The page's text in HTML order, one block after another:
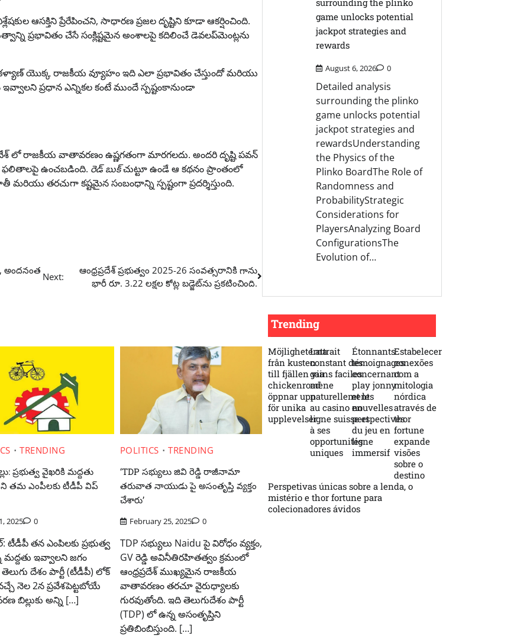
ఆసక్తిని ప్రేరేపించని, సాధారణ ప్రజల దృష్టిని కూడా ఆకర్షించింది.
ప్రభావితం చేసే సంక్లిష్టమైన అంశాలపై కదిలించే డెవలప్‌మెంట్లను
యొక్క రాజకీయ వ్యూహం ఇది ఎలా ప్రభావితం చేస్తుందో మరియు
ప్రధాన ఎన్నికల కంటే ముందే స్పష్టంకానుండా
లో రాజకీయ వాతావరణం ఉష్ణగతంగా మారగలదు. అందరి దృష్టి పవన్
ఉంచబడింది. రెడ్ బుక్చుట్టూ ఉండే ఆ కథనం ప్రాంతంలో
తరచుగా కష్టమైన సంబంధాన్ని స్పష్టంగా ప్రదర్శిస్తుంది.
అందనంత
Next:
ఆంధ్రప్రదేశ్ ప్రభుత్వం 2025-26 సంవత్సరానికి గాను
భారీ రూ. 3.22 లక్షల కోట్ల బడ్జెట్‌ను ప్రకటించింది.
TRENDING
ప్రభుత్వ వైఖరికి మద్దతు
తమ ఎంపీలకు టీడీపీ విప్
2025 0
టీడీపీ తన ఎంపిలకు ప్రభుత్వ
మద్దతు ఇవ్వాలని జగం
దేశం పార్టీ (టీడీపీ) లోక్
నెల 2న ప్రవేశపెట్టబోయే
బిల్లుకు అన్ని […]
POLITICS
TRENDING
‘TDP సభ్యులు జివి రెడ్డి రాజీనామా
తరువాత నాయుడు పై అసంతృప్తి వ్యక్తం
చేశారు’
February 25, 2025 0
TDP సభ్యులు Naidu పై విరోధం వ్యక్తం,
GV రెడ్డి అవినీతిరహితత్వం క్రమంలో
ఆంధ్రప్రదేశ్ ముఖ్యమైన రాజకీయ
వాతావరణం తరచూ వైరుధ్యాలకు
గురవుతోంది. ఇది తెలుగుదేశం పార్టీ
(TDP) లో ఉన్న అసంతృప్తిని
ప్రతిబింబిస్తుంది. […]
surrounding the plinko
game unlocks potential
jackpot strategies and
rewards
August 6, 2026 0
Detailed analysis
surrounding the plinko
game unlocks potential
jackpot strategies and
rewardsUnderstanding
the Physics of the
Plinko BoardThe Role of
Randomness and
ProbabilityStrategic
Considerations for
PlayersAnalyzing Board
ConfigurationsThe
Evolution of…
Trending
Möjligheterna
från kusten
till fjällen via
chickenroad
öppnar upp
för unika
upplevelser
Lattrait
constant des
gains faciles
mène
naturellement
au casino en
ligne suisse et
à ses
opportunités
uniques
Étonnants
témoignages
concernant
play jonny
et les
nouvelles
perspectives
du jeu en
ligne
immersif
Estabelecer
conexões
com a
mitologia
nórdica
através de
thor
fortune
expande
visões
sobre o
destino
Perspetivas únicas sobre a lenda, o
mistério e thor fortune para
colecionadores ávidos